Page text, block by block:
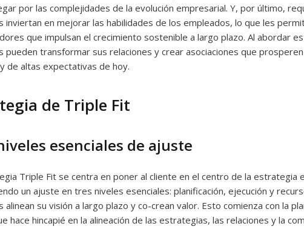
por las complejidades de la evolución empresarial. Y, por último,
inviertan en mejorar las habilidades de los empleados, lo que les
que impulsan el crecimiento sostenible a largo plazo. Al abordar
pueden transformar sus relaciones y crear asociaciones que
de altas expectativas de hoy.
de Triple Fit
esenciales de ajuste
Triple Fit se centra en poner al cliente en el centro de la estrategia
un ajuste en tres niveles esenciales: planificación, ejecución y
alinean su visión a largo plazo y co-crean valor. Esto comienza con la
hace hincapié en la alineación de las estrategias, las relaciones y la